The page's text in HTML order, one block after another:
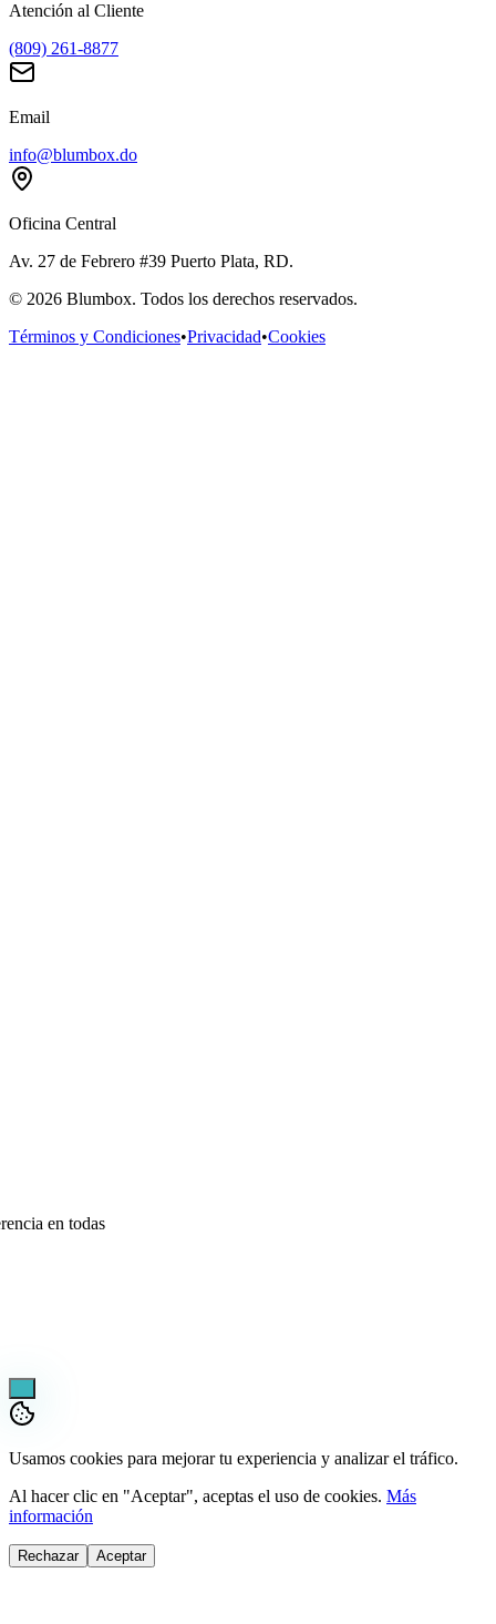
Atención al Cliente
(809) 261-8877
Email
info@blumbox.do
Oficina Central
Av. 27 de Febrero #39 Puerto Plata, RD.
© 2026 Blumbox. Todos los derechos reservados.
Términos y Condiciones•Privacidad•Cookies
en todas
¡Pregúntame lo que sea!
Usamos cookies para mejorar tu experiencia y analizar el tráfico.
Al hacer clic en "Aceptar", aceptas el uso de cookies.
información